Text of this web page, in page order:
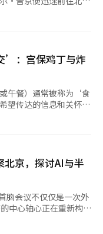
冲突中，急需出售原油
也是如此。在原油和天
购买力”本身在推动地
和消费市场，中国仅凭
与者。在这一点上，韩
亚建立与中国平起平坐
日本。日本仍然拥有世
争力。韩国则在半导
业和高端制造业方面具
应链、人工智能、航
北亚有可能形成新的平
提供了新的机会。如果
以通过超精密技术、人
行应对。在东北亚三国
舞台正逐渐向太平洋西
界经济的中心实际上是
部分，丝绸之路和海上
中国已
国外交”的口号，强调
”心态对待美国，而是
住”的传统伙伴，中国
比，恰恰体现出中国外
中国传统经典《道德
之交，天下之
则取小国”，唯有如
离这种传统智慧。
致区分，还是依据现实
法所体现的，与其说
实主义逻辑。 当需
”给予极高礼遇；而
1101亿元人民币（约
10年前的630亿元相
搞笑怪兽角
泡泡玛特，以及被称
”、中国视频平台哔哩
嘿玩等，都是中国代
满足了年轻人的收集偏
。根据中国市场研究公
经济”预计到2025年
，正在国家层面进行扶
将角色、玩偶等艺术玩
在中国，
动，超越了简单的商品
店、展览、随机抽奖、
玩具成为一种线下体验
展速度，也试图探讨在
未来应如何培养科技人
，中俄领导人会晤也并
从容不迫，而急迫则往
罗斯的真实面貌。作
苏联的继承者，俄罗斯
争中暴露了经济、产业
、人工智能、航天、无
方的差距远超预期。
重依赖原油、天然气和
，但其产业结构与未来
济正逐渐被边缘化。
视为能够与美国抗衡
了欧洲的结构性弱点。
德国制造业出现萎缩迹
在军事上，欧洲仍然严
最终，今天全球秩序
握着美元霸权、军事实
金融体系。中国则凭借
’：宫保鸡丁与炸
午餐）通常被称为‘食
望传达的信息和关怀，
统
菜肴‘宫保鸡丁’。
此菜品作为国宾晚宴
一同炒制而成的四川代
普总统的中文名字‘川
铁路建设、矿山和农场
又熟悉的味道，成为今
北京，探讨AI与半
脑会议不仅仅是一次外
中心轴心正在重新构
、数据、平台、能源和